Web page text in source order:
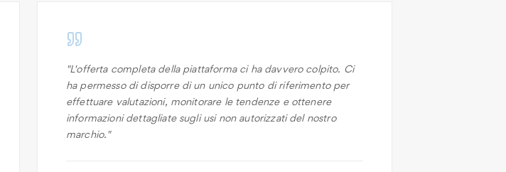
"L'offerta completa della piattaforma ci ha davvero colpito. Ci
ha permesso di disporre di un unico punto di riferimento per
effettuare valutazioni, monitorare le tendenze e ottenere
informazioni dettagliate sugli usi non autorizzati del nostro
marchio. "